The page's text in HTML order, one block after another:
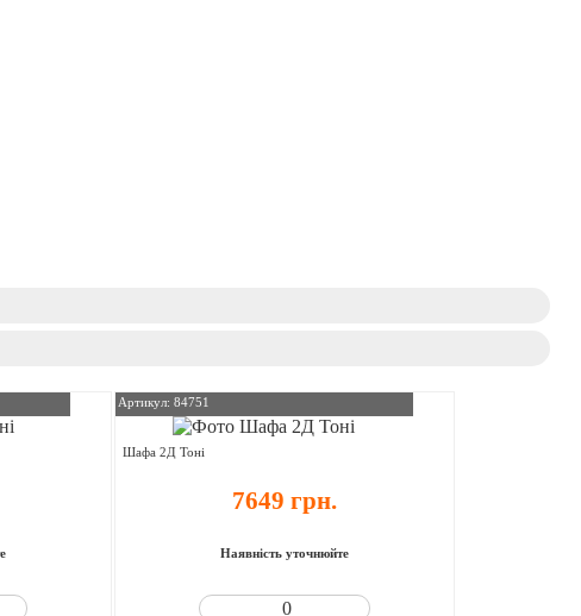
Артикул: 84751
Шафа 2Д Тоні
7649 грн.
Наявність уточнюйте